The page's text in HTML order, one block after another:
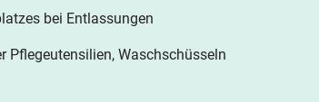
bei Entlassungen
Pflegeutensilien, Waschschüsseln